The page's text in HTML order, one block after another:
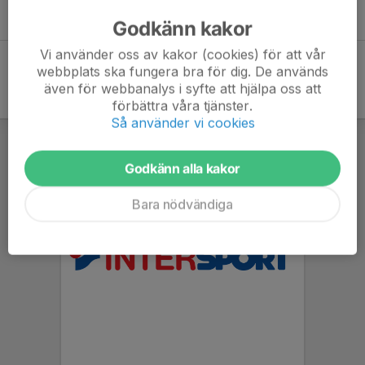
Godkänn kakor
Vi använder oss av kakor (cookies) för att vår
webbplats ska fungera bra för dig. De används
även för webbanalys i syfte att hjälpa oss att
förbättra våra tjänster.
Så använder vi cookies
Godkänn alla kakor
Bara nödvändiga